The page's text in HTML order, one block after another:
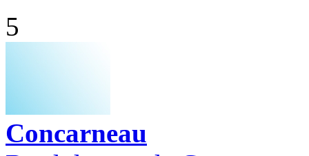
5
Concarneau